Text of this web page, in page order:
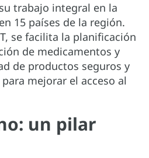
trabajo integral en la
15 países de la región.
se facilita la planificación
de medicamentos y
de productos seguros y
mejorar el acceso al
un pilar